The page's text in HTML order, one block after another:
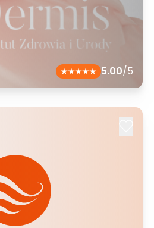
5.00/5